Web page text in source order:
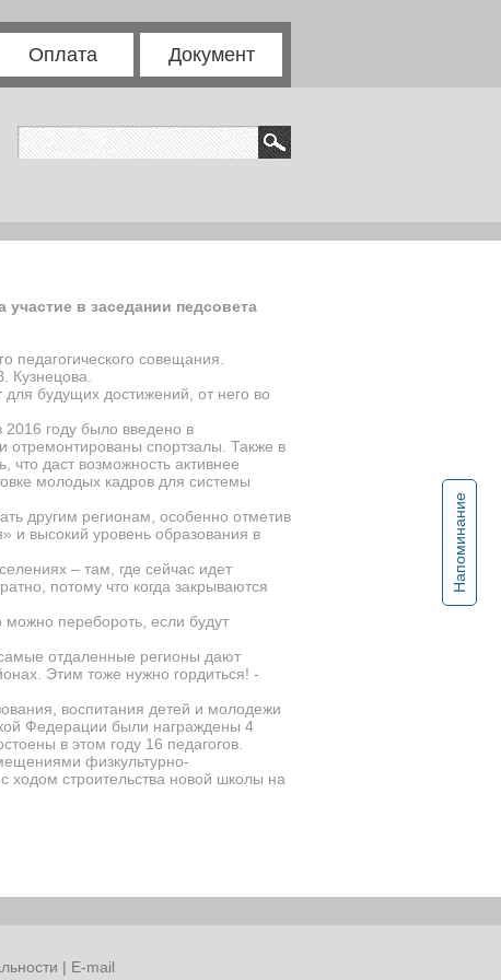
Оплата Документ
Напоминание
в заседании педсовета
педагогического совещания.
Кузнецова.
будущих достижений, от него во
2016 году было введено в
отремонтированы спортзалы. Также в
даст возможность активнее
молодых кадров для системы
другим регионам, особенно отметив
и высокий уровень образования в
– там, где сейчас идет
потому что когда закрываются
перебороть, если будут
отдаленные регионы дают
Этим тоже нужно гордиться! -
воспитания детей и молодежи
Федерации были награждены 4
в этом году 16 педагогов.
физкультурно-
ходом строительства новой школы на
| E-mail